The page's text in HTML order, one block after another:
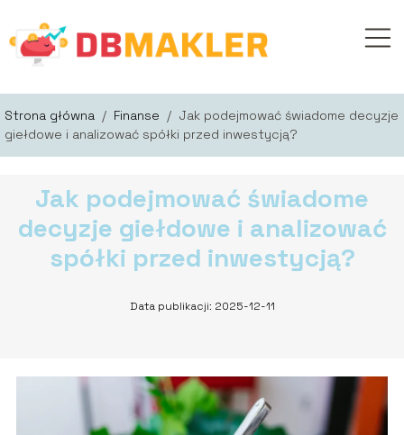
Strona główna / Finanse / Jak podejmować świadome decyzje
giełdowe i analizować spółki przed inwestycją?
Jak podejmować świadome
decyzje giełdowe i analizować
spółki przed inwestycją?
Data publikacji: 2025-12-11